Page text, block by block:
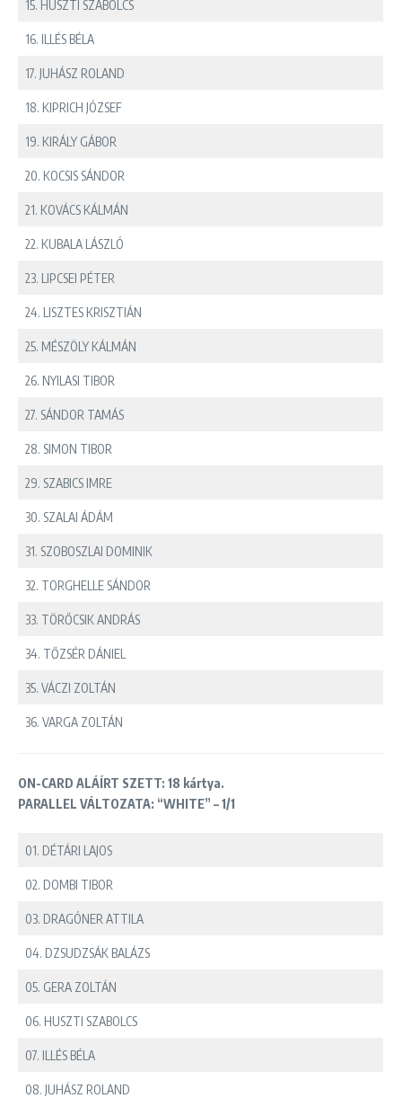
15. HUSZTI SZABOLCS
16. ILLÉS BÉLA
17. JUHÁSZ ROLAND
18. KIPRICH JÓZSEF
19. KIRÁLY GÁBOR
20. KOCSIS SÁNDOR
21. KOVÁCS KÁLMÁN
22. KUBALA LÁSZLÓ
23. LIPCSEI PÉTER
24. LISZTES KRISZTIÁN
25. MÉSZÖLY KÁLMÁN
26. NYILASI TIBOR
27. SÁNDOR TAMÁS
28. SIMON TIBOR
29. SZABICS IMRE
30. SZALAI ÁDÁM
31. SZOBOSZLAI DOMINIK
32. TORGHELLE SÁNDOR
33. TÖRŐCSIK ANDRÁS
34. TŐZSÉR DÁNIEL
35. VÁCZI ZOLTÁN
36. VARGA ZOLTÁN
ON-CARD ALÁÍRT SZETT: 18 kártya.
PARALLEL VÁLTOZATA: “WHITE” – 1/1
01. DÉTÁRI LAJOS
02. DOMBI TIBOR
03. DRAGÓNER ATTILA
04. DZSUDZSÁK BALÁZS
05. GERA ZOLTÁN
06. HUSZTI SZABOLCS
07. ILLÉS BÉLA
08. JUHÁSZ ROLAND